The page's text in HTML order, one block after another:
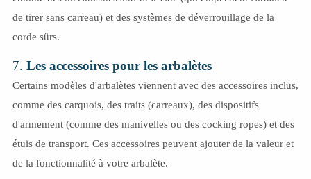
de tirer sans carreau) et des systèmes de déverrouillage de la
corde sûrs.
7. Les accessoires pour les arbalètes
Certains modèles d'arbalètes viennent avec des accessoires inclus,
comme des carquois, des traits (carreaux), des dispositifs
d'armement (comme des manivelles ou des cocking ropes) et des
étuis de transport. Ces accessoires peuvent ajouter de la valeur et
de la fonctionnalité à votre arbalète.